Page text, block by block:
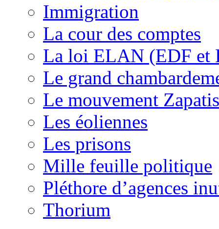
Immigration
La cour des comptes
La loi ELAN (EDF et
Le grand
Le mouvement
Les éoliennes
Les prisons
Mille feuille politique
Pléthore d’agences
Thorium